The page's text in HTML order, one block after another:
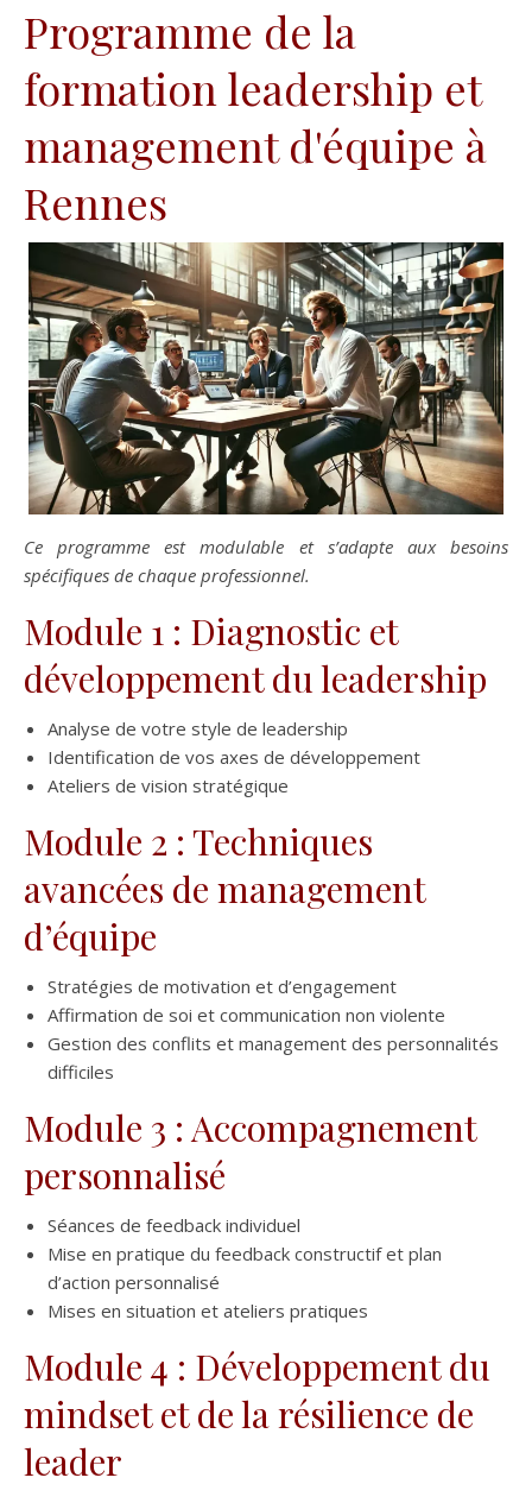
Programme de la
formation leadership et
management d'équipe à
Rennes
Ce programme est modulable et s’adapte aux besoins
spécifiques de chaque professionnel.
Module 1 : Diagnostic et
développement du leadership
Analyse de votre style de leadership
Identification de vos axes de développement
Ateliers de vision stratégique
Module 2 : Techniques
avancées de management
d’équipe
Stratégies de motivation et d’engagement
Affirmation de soi et communication non violente
Gestion des conflits et management des personnalités
difficiles
Module 3 : Accompagnement
personnalisé
Séances de feedback individuel
Mise en pratique du feedback constructif et plan
d’action personnalisé
Mises en situation et ateliers pratiques
Module 4 : Développement du
mindset et de la résilience de
leader